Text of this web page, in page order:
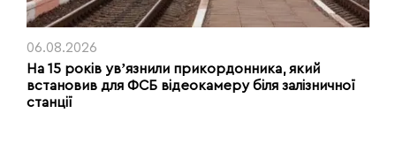
06.08.2026
На 15 років увʼязнили прикордонника, який
встановив для ФСБ відеокамеру біля залізничної
станції